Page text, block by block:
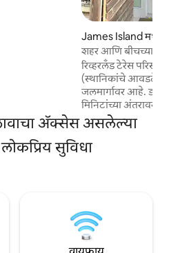
James Island
शहर आणि बीचच्या
रिव्हरलँड टेरेस
(स्थानिकांचे आवडते)
जलमार्गावर आहे.
मिनिटांच्या अंतरावर
पार्क्सपासून 1 ब्लॉक दूर. उद्याने, रेस्टॉरंट्स,
थिएटर, लाईव्ह
सहज चालत जाता येते. आम्ही हे ग्राउंड लेव्हल 1BR
घर आमच्या स्वतःच्या
मोफत बाटली आहे.
ॲक्सेस असलेल्या
सुविधा